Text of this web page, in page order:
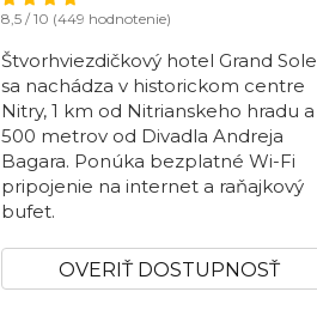
8,5 / 10 (449 hodnotenie)
Štvorhviezdičkový hotel Grand Sole
sa nachádza v historickom centre
Nitry, 1 km od Nitrianskeho hradu a
500 metrov od Divadla Andreja
Bagara. Ponúka bezplatné Wi-Fi
pripojenie na internet a raňajkový
bufet.
OVERIŤ DOSTUPNOSŤ